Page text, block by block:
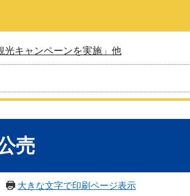
光キャンペーンを実施」他
売
大きな文字で印刷ページ表示